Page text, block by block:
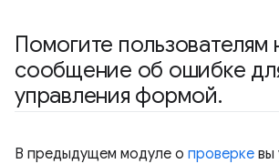
Помогите пользователям
сообщение об ошибке
управления формой.
В предыдущем модуле о проверке вы